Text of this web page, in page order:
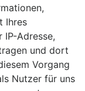
Ihres
IP-Adresse,
und dort
Vorgang
Nutzer für uns